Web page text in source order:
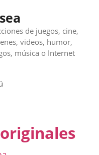
de juegos, cine,
videos, humor,
música o Internet